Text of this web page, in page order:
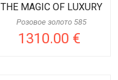
THE MAGIC OF LUXURY
Розовое золото 585
1310.00 €